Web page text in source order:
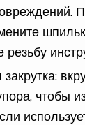
резьбу
чтобы